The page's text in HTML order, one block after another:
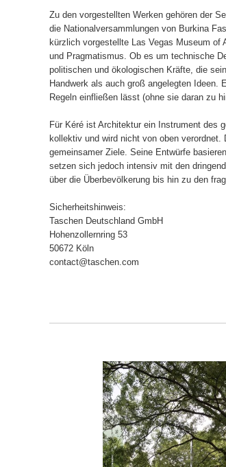
Zu den vorgestellten Werken gehören der
die Nationalversammlungen von Burkina
kürzlich vorgestellte Las Vegas Museum
und Pragmatismus. Ob es um technische
politischen und ökologischen Kräfte, die
Handwerk als auch groß angelegten
Regeln einfließen lässt (ohne sie daran zu
Für Kéré ist Architektur ein Instrument des
kollektiv und wird nicht von oben
gemeinsamer Ziele. Seine Entwürfe
setzen sich jedoch intensiv mit den
über die Überbevölkerung bis hin zu den
Sicherheitshinweis:
Taschen Deutschland GmbH
Hohenzollernring 53
50672 Köln
contact@taschen.com
IN DEN WARENKORB